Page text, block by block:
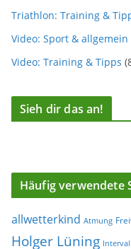
Triathlon: Training &
Video: Sport & allgemein
Video: Training & Tipps
Sieh dir das an!
Häufig verwendete
allwetterkind Atmung
Holger Lüning